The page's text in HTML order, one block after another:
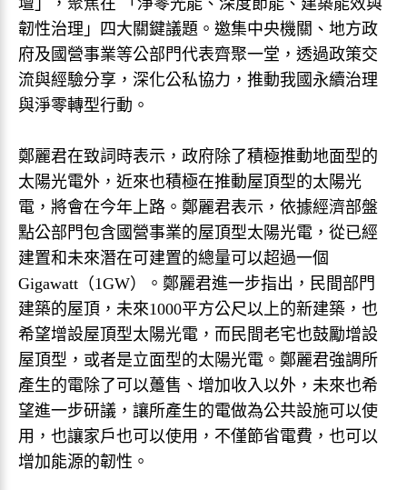
壇」，聚焦在 「淨零光能、深度節能、建築能效與
韌性治理」四大關鍵議題。邀集中央機關、地方政
府及國營事業等公部門代表齊聚一堂，透過政策交
流與經驗分享，深化公私協力，推動我國永續治理
與淨零轉型行動。
鄭麗君在致詞時表示，政府除了積極推動地面型的
太陽光電外，近來也積極在推動屋頂型的太陽光
電，將會在今年上路。鄭麗君表示，依據經濟部盤
點公部門包含國營事業的屋頂型太陽光電，從已經
建置和未來潛在可建置的總量可以超過一個
Gigawatt（1GW）。鄭麗君進一步指出，民間部門
建築的屋頂，未來1000平方公尺以上的新建築，也
希望增設屋頂型太陽光電，而民間老宅也鼓勵增設
屋頂型，或者是立面型的太陽光電。鄭麗君強調所
產生的電除了可以躉售、增加收入以外，未來也希
望進一步研議，讓所產生的電做為公共設施可以使
用，也讓家戶也可以使用，不僅節省電費，也可以
增加能源的韌性。